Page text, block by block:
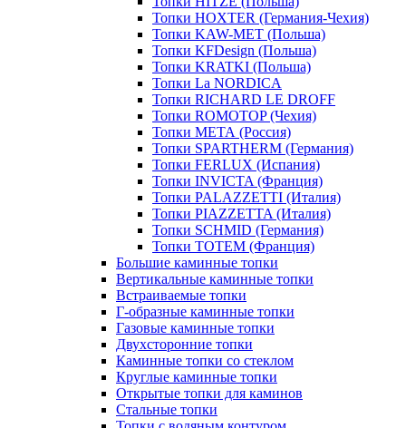
Топки HOXTER (Германия-Чехия)
Топки KAW-MET (Польша)
Топки KFDesign (Польша)
Топки KRATKI (Польша)
Топки La NORDICA
Топки RICHARD LE DROFF
Топки ROMOTOP (Чехия)
Топки МЕТА (Россия)
Топки SPARTHERM (Германия)
Топки FERLUX (Испания)
Топки INVICTA (Франция)
Топки PALAZZETTI (Италия)
Топки PIAZZETTA (Италия)
Топки SCHMID (Германия)
Топки TOTEM (Франция)
Большие каминные топки
Вертикальные каминные топки
Встраиваемые топки
Г-образные каминные топки
Газовые каминные топки
Двухсторонние топки
Каминные топки со стеклом
Круглые каминные топки
Открытые топки для каминов
Стальные топки